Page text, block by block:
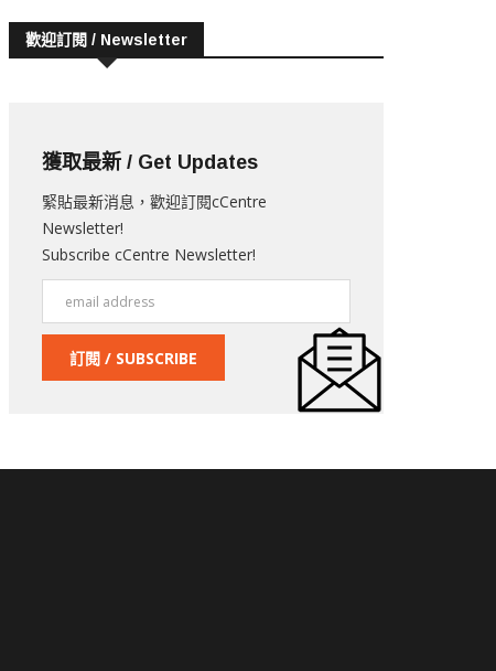
歡迎訂閱 / Newsletter
獲取最新 / Get Updates
緊貼最新消息，歡迎訂閱cCentre
Newsletter!
Subscribe cCentre Newsletter!